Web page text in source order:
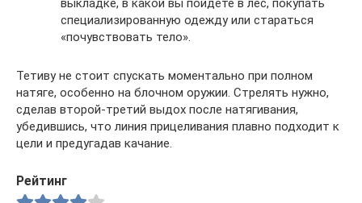
выкладке, в какой вы пойдете в лес, покупать
специализированную одежду или стараться
«почувствовать тело».
Тетиву не стоит спускать моментально при полном
натяге, особенно на блочном оружии. Стрелять нужно,
сделав второй-третий выдох после натягивания,
убедившись, что линия прицеливания плавно подходит к
цели и предугадав качание.
Рейтинг